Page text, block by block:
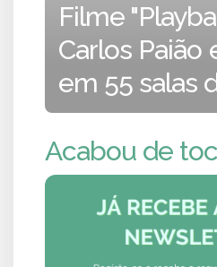
Filme
Carlos Paião
em 55 salas
Acabou de